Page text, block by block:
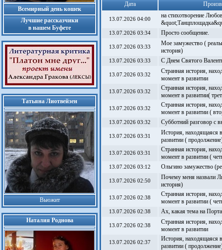
Всемирный день кошек
Лучшие рассказчики
в нашем Буфете
Татьяна Лиотвейзен
Вьюжит
Наталия Роднова
Дата
13.07.2026 04:00
на стихотворение
13.07.2026 03:34 Просто сообщение.
13.07.2026 03:33
Мое замужество (
история)
13.07.2026 03:33 С Днем Святого
13.07.2026 03:32
Странная история,
момент в развитии
13.07.2026 03:32
Странная история,
момент в развитии(
13.07.2026 03:32
Странная история,
момент в развитии (
13.07.2026 03:32 Субботний разговор с
13.07.2026 03:31
История, находящаяся
развитии (
13.07.2026 03:31
Странная история,
момент в развитии (
13.07.2026 03:12 Ольгино замужество
13.07.2026 02:50
Почему меня назвали
история)
13.07.2026 02:38
Странная история,
момент в развитии (
13.07.2026 02:38 Ах, какая тема на
13.07.2026 02:38
Странная история,
момент в развитии
13.07.2026 02:37
История, находящаяся
развитии (